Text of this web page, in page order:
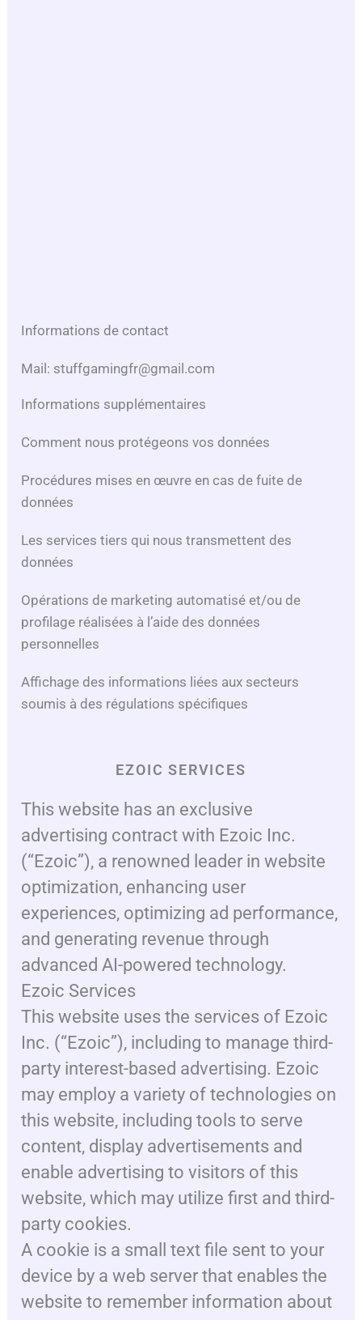
Informations de contact
Mail: stuffgamingfr@gmail.com
Informations supplémentaires
Comment nous protégeons vos données
Procédures mises en œuvre en cas de fuite de
données
Les services tiers qui nous transmettent des
données
Opérations de marketing automatisé et/ou de
profilage réalisées à l’aide des données
personnelles
Affichage des informations liées aux secteurs
soumis à des régulations spécifiques
EZOIC SERVICES
This website has an exclusive
advertising contract with Ezoic Inc.
(“Ezoic”), a renowned leader in website
optimization, enhancing user
experiences, optimizing ad performance,
and generating revenue through
advanced AI-powered technology.
Ezoic Services
This website uses the services of Ezoic
Inc. (“Ezoic”), including to manage third-
party interest-based advertising. Ezoic
may employ a variety of technologies on
this website, including tools to serve
content, display advertisements and
enable advertising to visitors of this
website, which may utilize first and third-
party cookies.
A cookie is a small text file sent to your
device by a web server that enables the
website to remember information about